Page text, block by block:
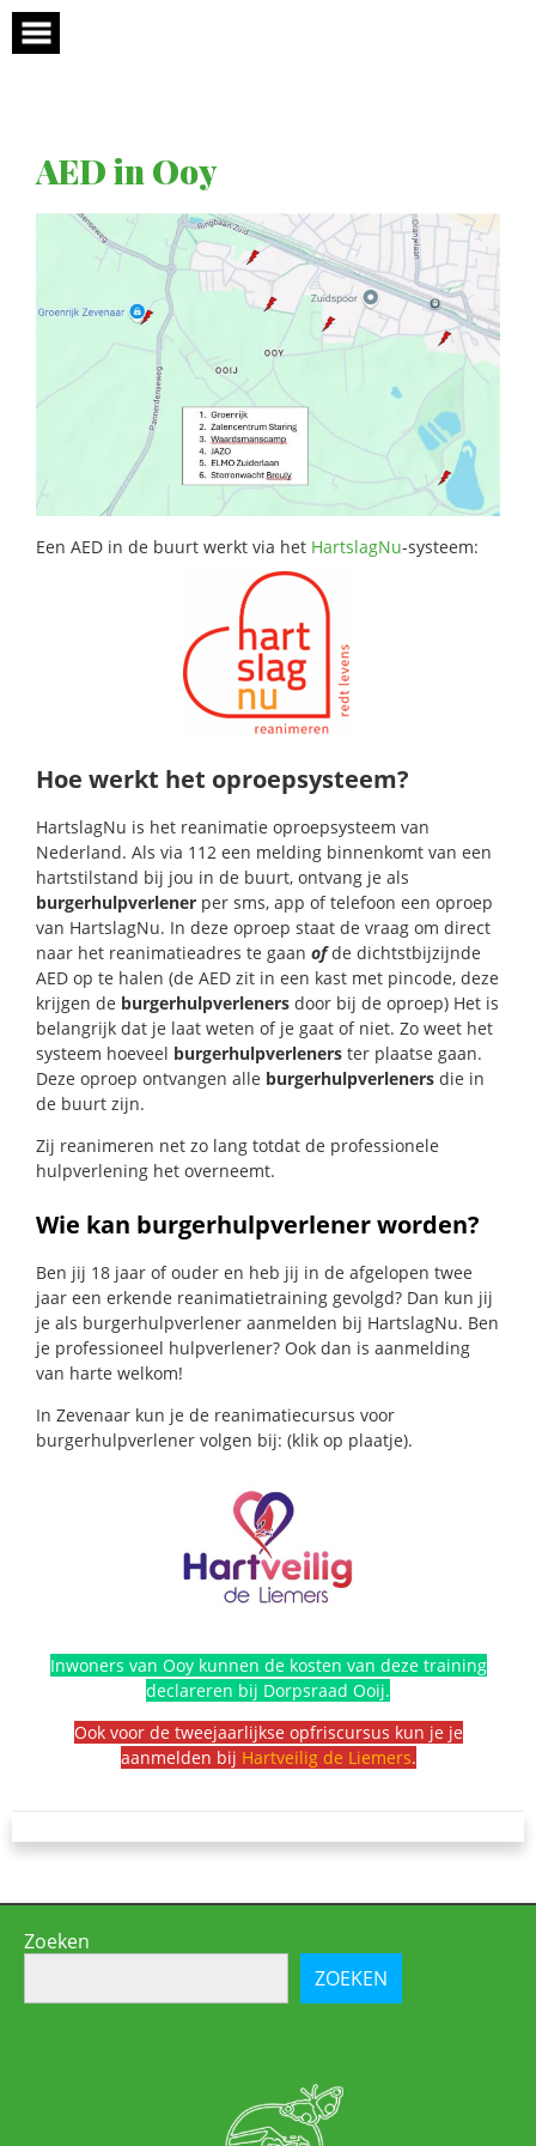
Skip
content
AED in Ooy
Een AED in de buurt werkt via het HartslagNu-systeem:
Hoe werkt het oproepsysteem?
HartslagNu is het reanimatie oproepsysteem van
Nederland. Als via 112 een melding binnenkomt van een
hartstilstand bij jou in de buurt, ontvang je als
burgerhulpverlener per sms, app of telefoon een oproep
van HartslagNu. In deze oproep staat de vraag om direct
naar het reanimatieadres te gaan ofde dichtstbijzijnde
AED op te halen (de AED zit in een kast met pincode, deze
krijgen de burgerhulpverleners door bij de oproep) Het is
belangrijk dat je laat weten of je gaat of niet. Zo weet het
systeem hoeveel burgerhulpverleners ter plaatse gaan.
Deze oproep ontvangen alle burgerhulpverleners die in
de buurt zijn.
Zij reanimeren net zo lang totdat de professionele
hulpverlening het overneemt.
Wie kan burgerhulpverlener worden?
Ben jij 18 jaar of ouder en heb jij in de afgelopen twee
jaar een erkende reanimatietraining gevolgd? Dan kun jij
je als burgerhulpverlener aanmelden bij HartslagNu. Ben
je professioneel hulpverlener? Ook dan is aanmelding
van harte welkom!
In Zevenaar kun je de reanimatiecursus voor
burgerhulpverlener volgen bij: (klik op plaatje).
Inwoners van Ooy kunnen de kosten van deze training
declareren bij Dorpsraad Ooij.
Ook voor de tweejaarlijkse opfriscursus kun je je
aanmelden bij Hartveilig de Liemers.
Zoeken
ZOEKEN